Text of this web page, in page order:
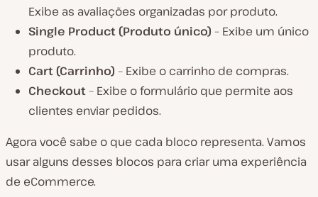
Exibe as avaliações organizadas por produto.
Single Product (Produto único) – Exibe um único
produto.
Cart (Carrinho) – Exibe o carrinho de compras.
Checkout– Exibe o formulário que permite aos
clientes enviar pedidos.
Agora você sabe o que cada bloco representa. Vamos
usar alguns desses blocos para criar uma experiência
de eCommerce.